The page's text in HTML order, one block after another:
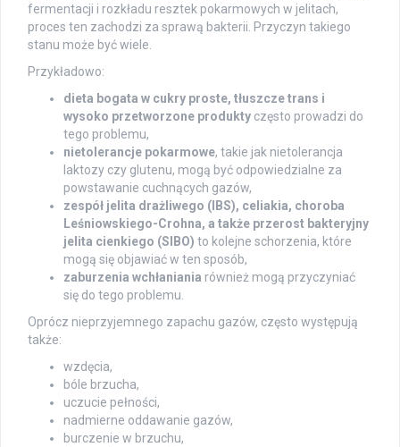
fermentacji i rozkładu resztek pokarmowych w jelitach,
proces ten zachodzi za sprawą bakterii. Przyczyn takiego
stanu może być wiele.
Przykładowo:
dieta bogata w cukry proste, tłuszcze trans i
wysoko przetworzone produkty często prowadzi do
tego problemu,
nietolerancje pokarmowe, takie jak nietolerancja
laktozy czy glutenu, mogą być odpowiedzialne za
powstawanie cuchnących gazów,
zespół jelita drażliwego (IBS), celiakia, choroba
Leśniowskiego-Crohna, a także przerost bakteryjny
jelita cienkiego (SIBO) to kolejne schorzenia, które
mogą się objawiać w ten sposób,
zaburzenia wchłaniania również mogą przyczyniać
się do tego problemu.
Oprócz nieprzyjemnego zapachu gazów, często występują
także:
wzdęcia,
bóle brzucha,
uczucie pełności,
nadmierne oddawanie gazów,
burczenie w brzuchu,